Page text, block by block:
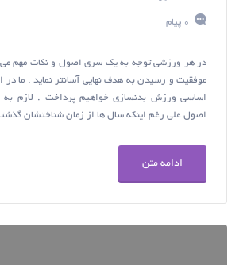
0 پیام
در هر ورزشی توجه به یک سری اصول و نکات مهم می
موفقیت و رسیدن به هدف نهایی آسانتر نماید . ما در
اساسی ورزش بدنسازی خواهیم پرداخت . لازم
اصول علی رغم اینکه سال ها از زمان شناختشان
ادامه متن